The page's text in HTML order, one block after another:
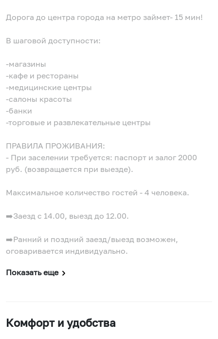
Дорога до центра города на метро займет- 15 мин!
В шаговой доступности:
-магазины
-кафе и рестораны
-медицинские центры
-салоны красоты
-банки
-торговые и развлекательные центры
ПРАВИЛА ПРОЖИВАНИЯ:
- При заселении требуется: паспорт и залог 2000
руб. (возвращается при выезде).
Максимальное количество гостей - 4 человека.
➡️Заезд с 14.00, выезд до 12.00.
➡️Ранний и поздний заезд/выезд возможен,
оговаривается индивидуально.
Показать еще
Комфорт и удобства